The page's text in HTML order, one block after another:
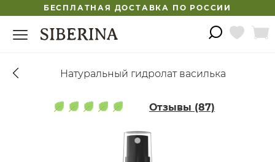
БЕСПЛАТНАЯ ДОСТАВКА ПО РОССИИ
Натуральный гидролат василька
Отзывы (87)